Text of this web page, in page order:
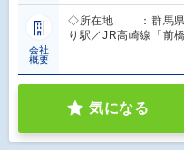
会社
概要
◇所在地 ：群馬県
り駅／JR高崎線「前
気になる